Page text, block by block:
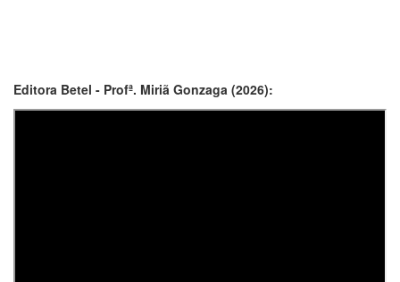
Editora Betel - Profª. Miriã Gonzaga (2026):